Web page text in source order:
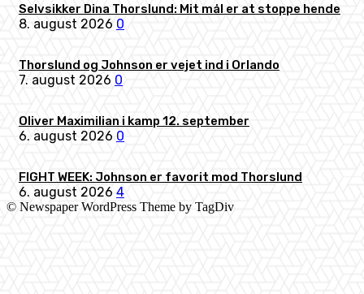
Selvsikker Dina Thorslund: Mit mål er at stoppe hende
8. august 2026 0
Thorslund og Johnson er vejet ind i Orlando
7. august 2026 0
Oliver Maximilian i kamp 12. september
6. august 2026 0
FIGHT WEEK: Johnson er favorit mod Thorslund
6. august 2026 4
© Newspaper WordPress Theme by TagDiv